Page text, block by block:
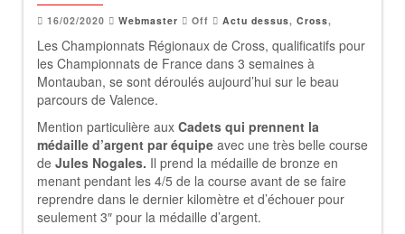
16/02/2020 Webmaster Off Actu dessus, Cross,
Les Championnats Régionaux de Cross, qualificatifs pour
les Championnats de France dans 3 semaines à
Montauban, se sont déroulés aujourd’hui sur le beau
parcours de Valence.
Mention particulière aux Cadets qui prennent la
médaille d’argent par équipe avec une très belle course
de Jules Nogales. Il prend la médaille de bronze en
menant pendant les 4/5 de la course avant de se faire
reprendre dans le dernier kilomètre et d’échouer pour
seulement 3″ pour la médaille d’argent.